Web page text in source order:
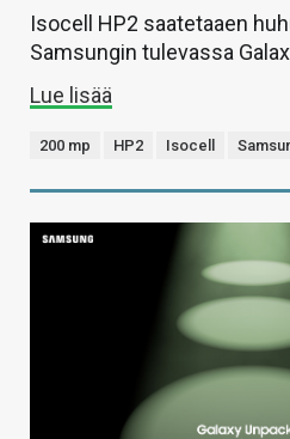
Isocell HP2 saatetaaen
Samsungin tulevassa
Lue lisää
200 mp HP2 Isocell